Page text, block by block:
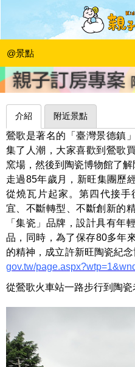
@景點
許新旺陶瓷紀念博
Oh~My~love~
Pucca&Garu親子嘻遊記|2013-
介紹 附近景點
鶯歌是著名的「臺灣景德鎮
集了人潮，大家喜歡到鶯歌
窯場，然後到陶瓷博物館了解
走過85年歲月，新旺集團歷
從燒瓦片起家。第四代接手
宜、不斷轉型、不斷創新的
「集瓷」品牌，設計具有年
品，同時，為了保存80多年
的精神，成立許新旺陶瓷紀
gov.tw/
從鶯歌火車站一路步行到陶瓷